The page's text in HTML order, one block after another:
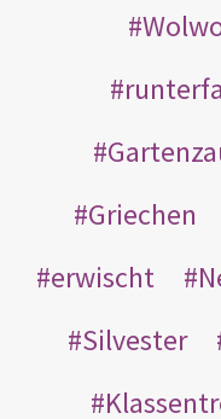
Griechen
erwischt
Silvester